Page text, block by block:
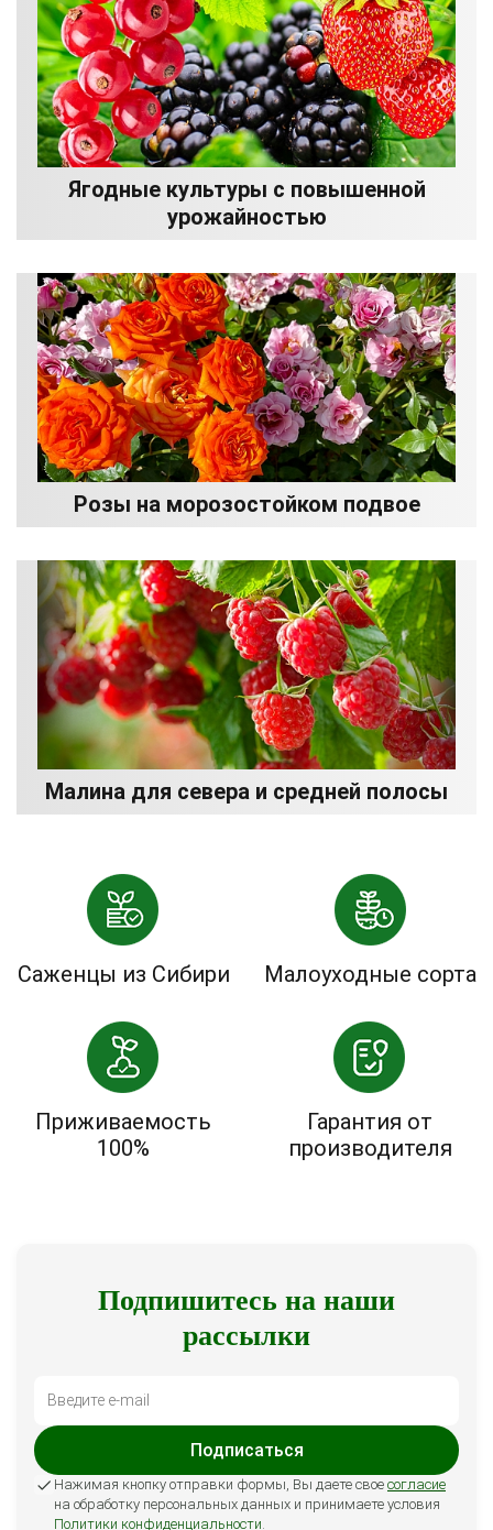
Ягодные культуры с повышенной
урожайностью
Розы на морозостойком подвое
Малина для севера и средней полосы
Саженцы из Сибири Малоуходные сорта
Приживаемость
100%
Гарантия от
производителя
Подпишитесь на наши
рассылки
Подписаться
Нажимая кнопку отправки формы, Вы даете свое согласие
на обработку персональных данных и принимаете условия
Политики конфиденциальности.